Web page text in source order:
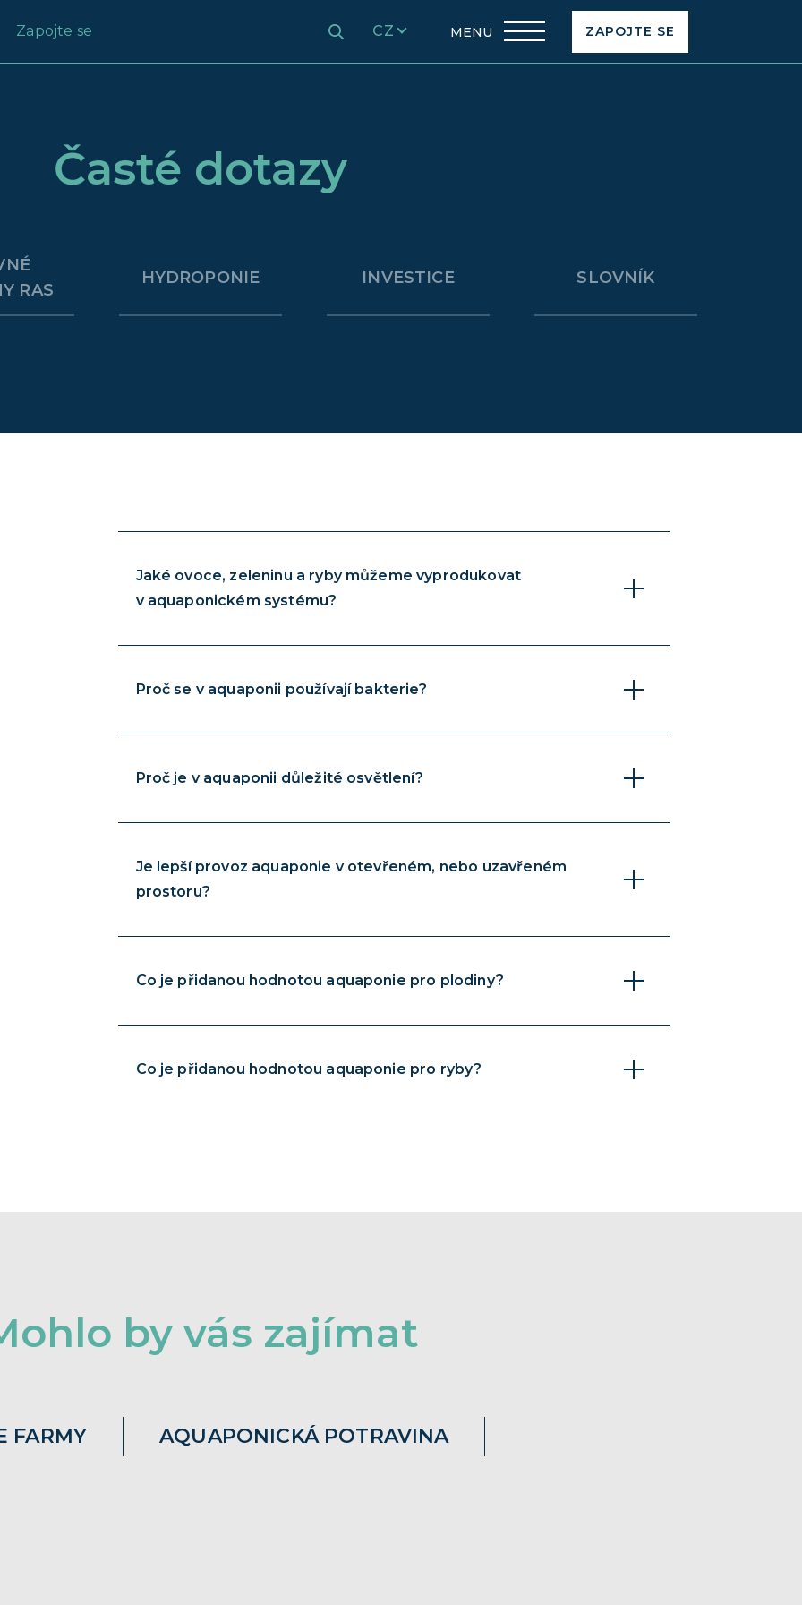
Zapojte se CZ MENU
Časté dotazy
RAS
HYDROPONIE INVESTICE SLOVNÍK
Jaké ovoce, zeleninu a ryby můžeme vyprodukovat
v aquaponickém systému?
Proč se v aquaponii používají bakterie?
Proč je v aquaponii důležité osvětlení?
Je lepší provoz aquaponie v otevřeném, nebo uzavřeném
prostoru?
Co je přidanou hodnotou aquaponie pro plodiny?
Co je přidanou hodnotou aquaponie pro ryby?
by vás zajímat
FARMY AQUAPONICKÁ POTRAVINA